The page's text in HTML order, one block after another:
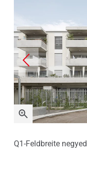
Q1-Feldbreite negyed